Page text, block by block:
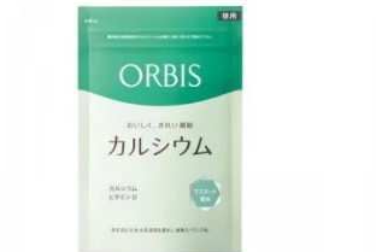
るべく、独自技術によるオルビスのリポソームビ
タミンCは高吸収率。カラダと同じ成分でできた
リポソーム（カプセル）にビタミンCを閉じ込め
ることで体内になじみやすく、従来のビタミンC
に比べて吸収率がぐんとアップ！さらにじっくり
時間差で届けるタイムデリバー設計をプラスする
きます。甘酸っぱいパイン風味が口の中に爽やか
に広がる顆粒タイプ。水なしでもサッと摂れま